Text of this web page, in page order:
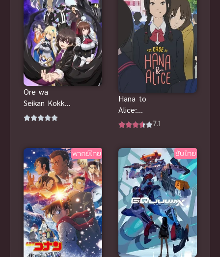
ชม
ได้ไงไม่เอาไม่
ไหวหรอก!
(หรือว่าจะไหว
นะ!?)
Ore wa
Seikan Kokka
no Akutoku
แห่งอาณาจักร
ดวงดาว!
Hana to
Alice:
Satsujin Jiken
Alice ) ฮานะ
& อลิซ
ปริศนา
โรงเรียน
หลอน พากย์
ไทย
7.1
พากย์ไทย ซับไทย